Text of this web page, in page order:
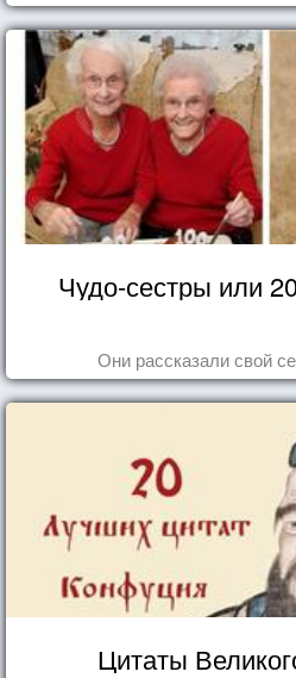
Чудо-сестры или
Они рассказали свой
Цитаты